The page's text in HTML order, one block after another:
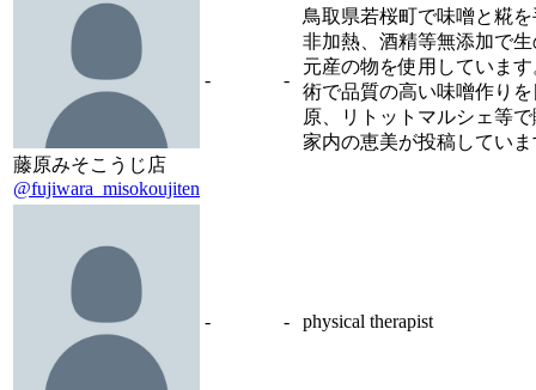
藤原みそこうじ店
@fujiwara_misokoujiten
- -
鳥取県若桜町で味噌と糀
非加熱、酒精等無添加で
元産の物を使用していま
術で品質の高い味噌作り
原、リトットマルシェ等
家内の恵美が投稿してい
- - physical therapist